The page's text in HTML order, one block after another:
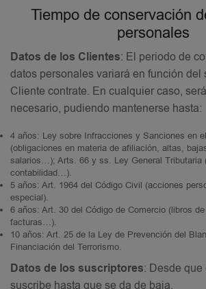
Tiempo de conservación
personales
Datos de los Clientes: El periodo de
datos personales variará en función del
Cliente contrate. En cualquier caso,
necesario, pudiendo mantenerse hasta:
4 años: Ley sobre Infracciones y Sanciones en
(obligaciones en materia de afiliación, altas,
salarios…); Arts. 66 y ss. Ley General Tributaria
contabilidad…).
5 años: Art. 1964 del Código Civil (acciones
especial).
6 años: Art. 30 del Código de Comercio (libros
facturas…).
10 años: Art. 25 de la Ley de Prevención del
Financiación del Terrorismo.
Datos de los suscriptores: Desde
suscribe hasta que se da de baja.